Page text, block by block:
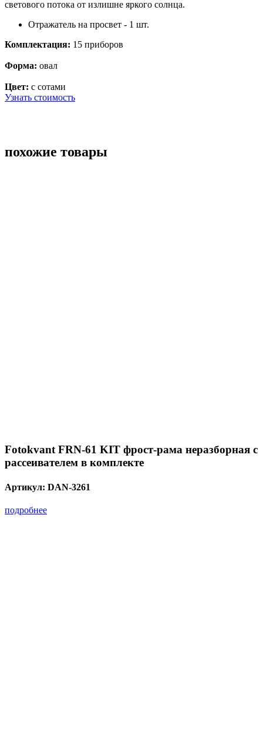
светового потока от излишне яркого солнца.
Отражатель на просвет - 1 шт.
Комплектация: 15 приборов
Форма: овал
Цвет: с сотами
Узнать стоимость
похожие товары
Fotokvant FRN-61 KIT фрост-рама неразборная с
рассеивателем в комплекте
Артикул: DAN-3261
подробнее